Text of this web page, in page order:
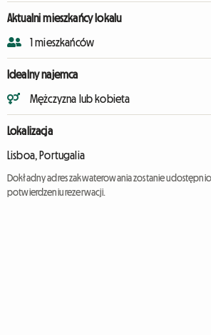
Aktualni mieszkańcy lokalu
1 mieszkańców
Idealny najemca
Mężczyzna lub kobieta
Lokalizacja
Lisboa, Portugalia
Dokładny adres zakwaterowania zostanie
potwierdzeniu rezerwacji.